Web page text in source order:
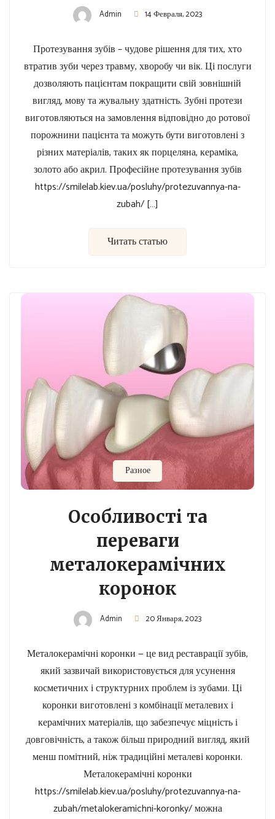
Admin 14 Февраля, 2023
Протезування зубів – чудове рішення для тих, хто
втратив зуби через травму, хворобу чи вік. Ці послуги
дозволяють пацієнтам покращити свій зовнішній
вигляд, мову та жувальну здатність. Зубні протези
виготовляються на замовлення відповідно до ротової
порожнини пацієнта та можуть бути виготовлені з
різних матеріалів, таких як порцеляна, кераміка,
золото або акрил. Професійне протезування зубів
https://smilelab.kiev.ua/posluhy/protezuvannya-na-
zubah/ […]
Читать статью
Разное
Особливості та
переваги
металокерамічних
коронок
Admin 20 Января, 2023
Металокерамічні коронки — це вид реставрації зубів,
який зазвичай використовується для усунення
косметичних і структурних проблем із зубами. Ці
коронки виготовлені з комбінації металевих і
керамічних матеріалів, що забезпечує міцність і
довговічність, а також більш природний вигляд, який
менш помітний, ніж традиційні металеві коронки.
Металокерамічні коронки
https://smilelab.kiev.ua/posluhy/protezuvannya-na-
zubah/metalokeramichni-koronky/ можна